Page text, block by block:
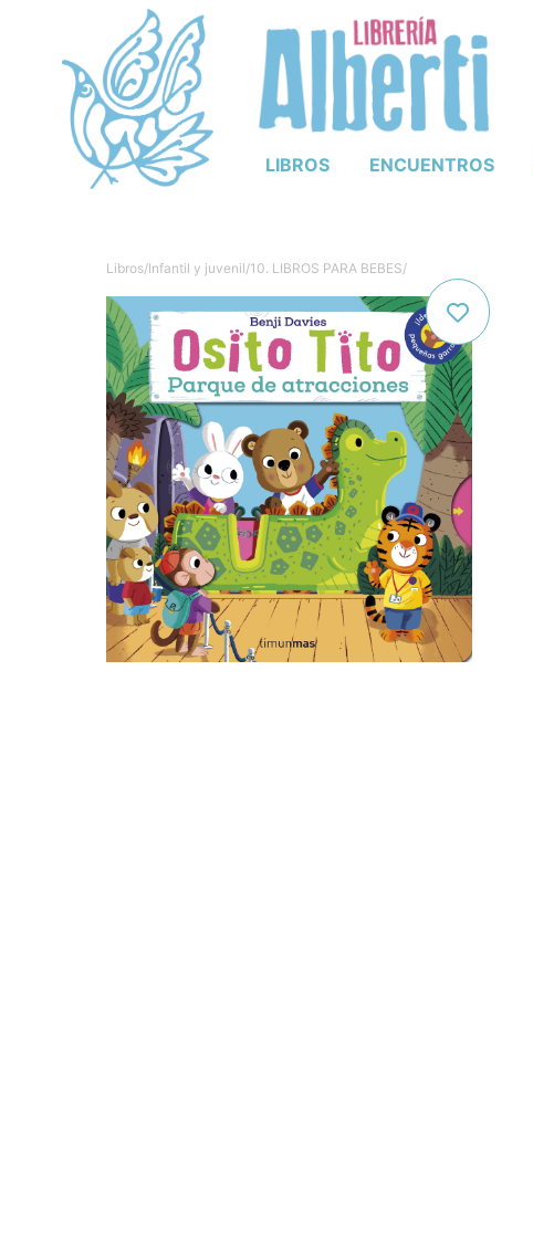
LIBROS ENCUENTROS
Libros/Infantil y juvenil/10. LIBROS PARA BEBES/